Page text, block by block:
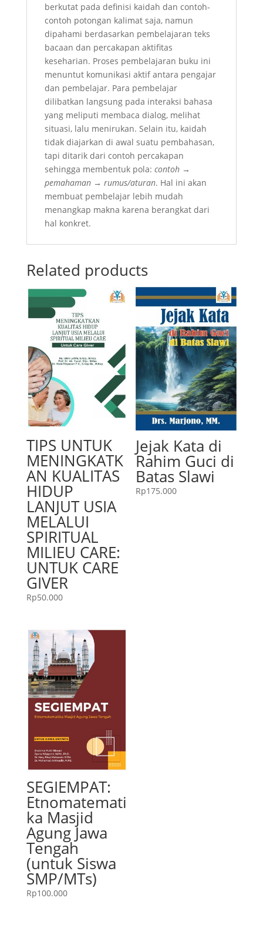
berkutat pada definisi kaidah dan contoh-
contoh potongan kalimat saja, namun
dipahami berdasarkan pembelajaran teks
bacaan dan percakapan aktifitas
keseharian. Proses pembelajaran buku ini
menuntut komunikasi aktif antara pengajar
dan pembelajar. Para pembelajar
dilibatkan langsung pada interaksi bahasa
yang meliputi membaca dialog, melihat
situasi, lalu menirukan. Selain itu, kaidah
tidak diajarkan di awal suatu pembahasan,
tapi ditarik dari contoh percakapan
sehingga membentuk pola: contoh →
pemahaman → rumus/aturan. Hal ini akan
membuat pembelajar lebih mudah
menangkap makna karena berangkat dari
hal konkret.
Related products
TIPS UNTUK
MENINGKATK
AN KUALITAS
HIDUP
LANJUT USIA
MELALUI
SPIRITUAL
MILIEU CARE:
UNTUK CARE
GIVER
Rp50.000
Jejak Kata di
Rahim Guci di
Batas Slawi
Rp175.000
SEGIEMPAT:
Etnomatemati
ka Masjid
Agung Jawa
Tengah
(untuk Siswa
SMP/MTs)
Rp100.000